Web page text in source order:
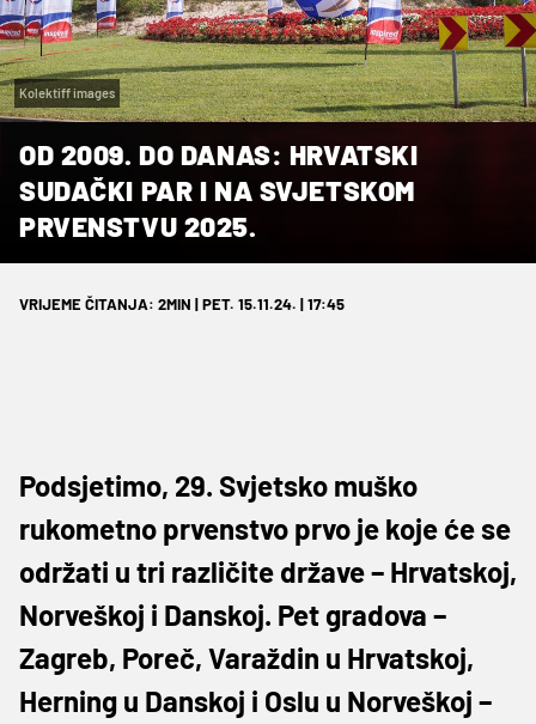
Kolektiff images
OD 2009. DO DANAS: HRVATSKI
SUDAČKI PAR I NA SVJETSKOM
PRVENSTVU 2025.
VRIJEME ČITANJA: 2MIN | PET. 15.11.24. | 17:45
Podsjetimo, 29. Svjetsko muško
rukometno prvenstvo prvo je koje će se
održati u tri različite države – Hrvatskoj,
Norveškoj i Danskoj. Pet gradova –
Zagreb, Poreč, Varaždin u Hrvatskoj,
Herning u Danskoj i Oslu u Norveškoj –